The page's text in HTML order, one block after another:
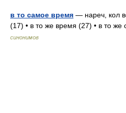
в то самое время — нареч, кол
(17) • в то же время (27) • в то
синонимов